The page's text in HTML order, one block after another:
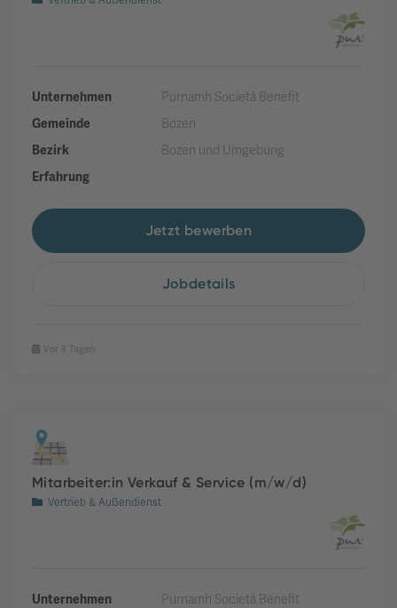
Unternehmen
Purnamh Società Benefit
Gemeinde
Bozen
Bezirk
Bozen und Umgebung
Erfahrung
Jetzt bewerben
Jobdetails
Vor 8 Tagen
Mitarbeiter:in Verkauf & Service (m/w/d)
Vertrieb & Außendienst
Unternehmen
Purnamh Società Benefit